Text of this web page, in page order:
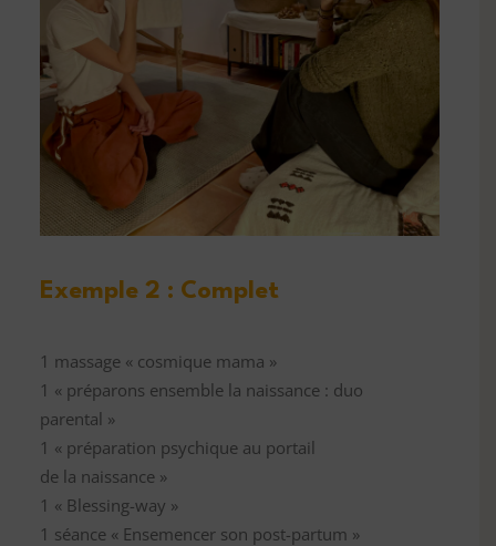
Exemple 2 : Complet
1 massage « cosmique mama »
1 « préparons ensemble la naissance : duo
parental »
1 « préparation psychique au portail
de la naissance »
1 « Blessing-way »
1 séance « Ensemencer son post-partum »